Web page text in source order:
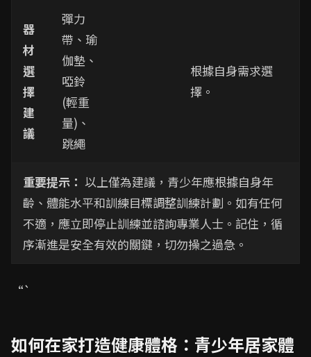
器
材
選
擇
建
議
彈力
帶、瑜
伽墊、
啞鈴
(輕重
量)、
跳繩
根據自身需求選
擇。
重要提示： 以上僅為建議，青少年應根據自身年
齡、體能水平和訓練目標調整訓練計劃。如有任何
不適，應立即停止訓練並諮詢專業人士。記住，循
序漸進是安全有效的關鍵，切勿操之過急。
“`
如何在家打造健康體格：青少年居家體